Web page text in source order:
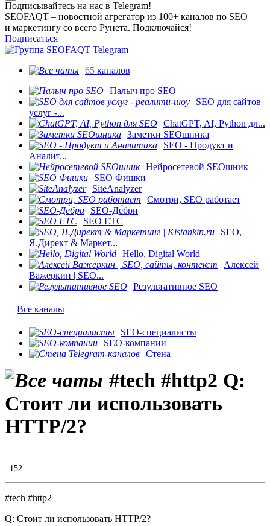
Подписывайтесь на нас в Telegram!
SEOFAQT – новостной агрегатор из 100+ каналов по SEO
и маркетингу со всего Рунета. Подключайся!
Подписаться
65 каналов
Палыч про SEO
SEO для сайтов
услуг -...
ChatGPT, AI, Python дл...
Заметки SEOшника
SEO - Продукт и
Аналит...
Нейросетевой SEOшник
SEO Фишки
SiteAnalyzer
Смотри, SEO работает
SEO-Де́бри
SEO ETC
SEO,
Я.Директ & Маркет...
Hello, Digital World
Алексей
Важеркин | SEO...
Результативное SEO
Все каналы
SEO-специалисты
SEO-компании
Стена
#tech #http2 Q:
Стоит ли использовать
HTTP/2?
152
#tech #http2
Q: Стоит ли использовать HTTP/2?